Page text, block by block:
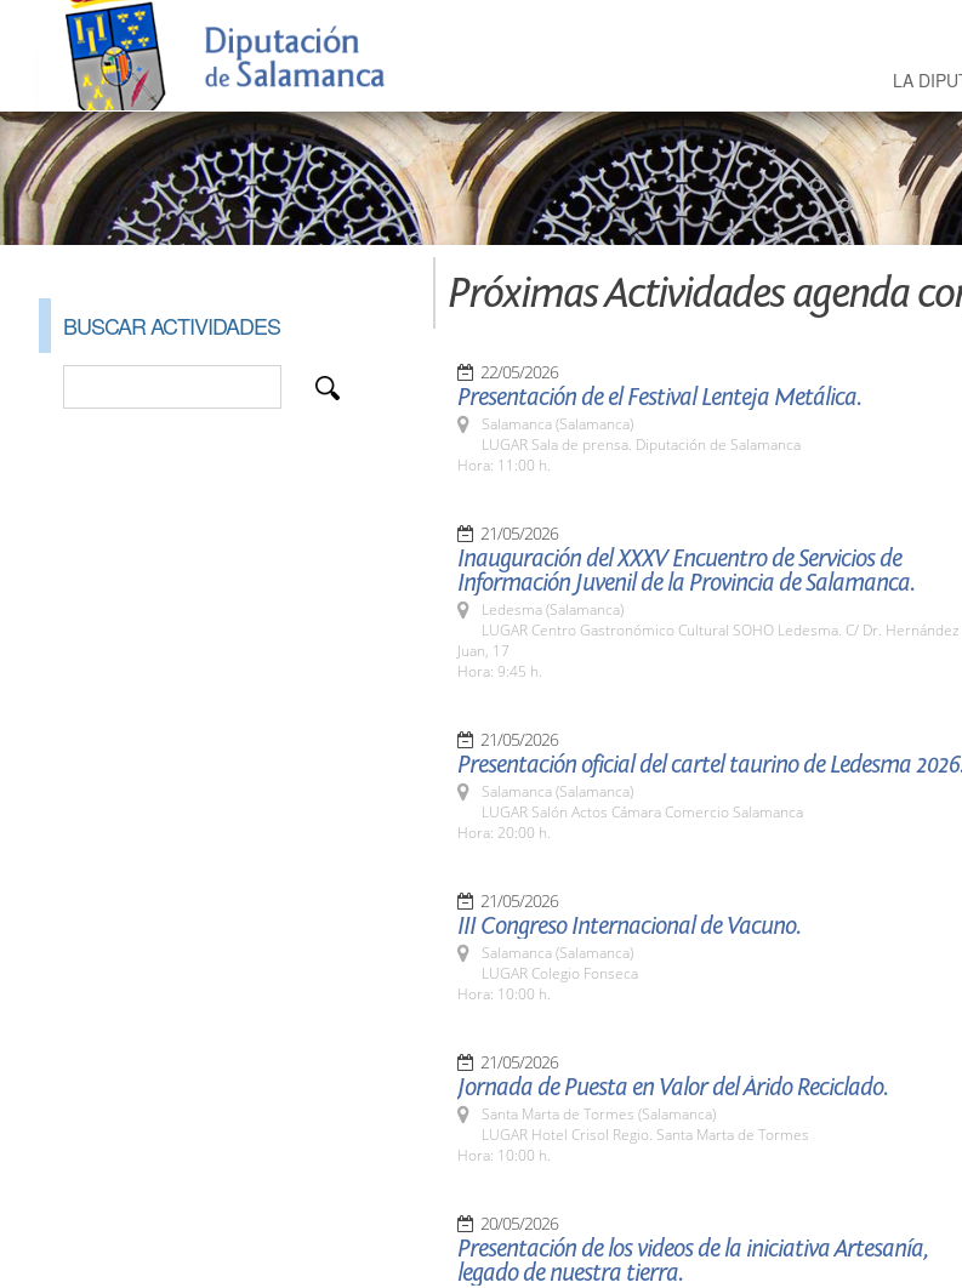
LA
BUSCAR ACTIVIDADES
Próximas Actividades agenda
22/05/2026
Presentación de el Festival Lenteja Metálica.
Salamanca (Salamanca)
LUGAR Sala de prensa. Diputación de Salamanca
Hora: 11:00 h.
21/05/2026
Inauguración del XXXV Encuentro de Servicios de
Información Juvenil de la Provincia de Salamanca.
Ledesma (Salamanca)
LUGAR Centro Gastronómico Cultural SOHO Ledesma. C/ Dr. Hernández
Juan, 17
Hora: 9:45 h.
21/05/2026
Presentación oficial del cartel taurino de Ledesma
Salamanca (Salamanca)
LUGAR Salón Actos Cámara Comercio Salamanca
Hora: 20:00 h.
21/05/2026
III Congreso Internacional de Vacuno.
Salamanca (Salamanca)
LUGAR Colegio Fonseca
Hora: 10:00 h.
21/05/2026
Jornada de Puesta en Valor del Árido Reciclado.
Santa Marta de Tormes (Salamanca)
LUGAR Hotel Crisol Regio. Santa Marta de Tormes
Hora: 10:00 h.
20/05/2026
Presentación de los videos de la iniciativa Artesanía,
legado de nuestra tierra.